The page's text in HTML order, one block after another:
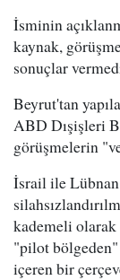
İsminin
kaynak,
sonuçlar
Beyrut'tan
ABD Dışişleri
görüşmelerin
İsrail ile Lübnan
kademeli
"pilot bölgeden"
içeren bir